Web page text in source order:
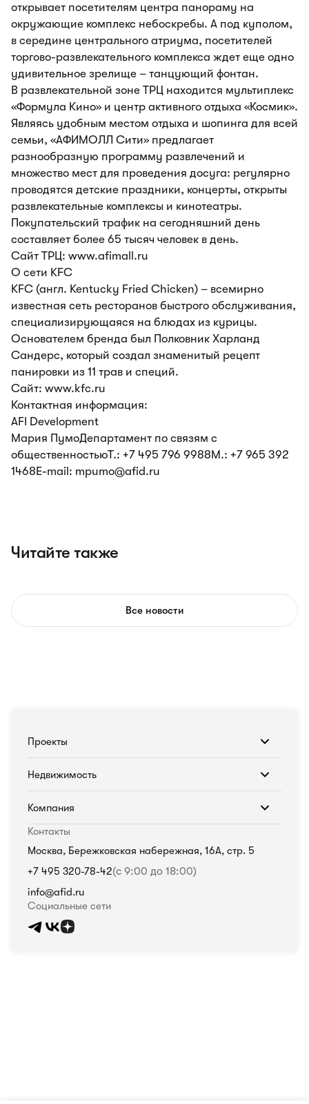
открывает посетителям центра панораму на
окружающие комплекс небоскребы. А под куполом,
в середине центрального атриума, посетителей
торгово-развлекательного комплекса ждет еще одно
удивительное зрелище – танцующий фонтан.
В развлекательной зоне ТРЦ находится мультиплекс
«Формула Кино» и центр активного отдыха «Космик».
Являясь удобным местом отдыха и шопинга для всей
семьи, «АФИМОЛЛ Сити» предлагает
разнообразную программу развлечений и
множество мест для проведения досуга: регулярно
проводятся детские праздники, концерты, открыты
развлекательные комплексы и кинотеатры.
Покупательский трафик на сегодняшний день
составляет более 65 тысяч человек в день.
Сайт ТРЦ: www.afimall.ru
О сети KFC
KFC (англ. Kentucky Fried Chicken) – всемирно
известная сеть ресторанов быстрого обслуживания,
специализирующаяся на блюдах из курицы.
Основателем бренда был Полковник Харланд
Сандерс, который создал знаменитый рецепт
панировки из 11 трав и специй.
Сайт: www.kfc.ru
Контактная информация:
AFI Development
Мария ПумоДепартамент по связям с
общественностьюТ.: +7 495 796 9988М.: +7 965 392
1468E-mail: mpumo@afid.ru
Читайте также
Все новости
Проекты
Недвижимость
Компания
Контакты
Москва, Бережковская набережная, 16А, стр. 5
+7 495 320-78-42(с 9:00 до 18:00)
info@afid.ru
Социальные сети